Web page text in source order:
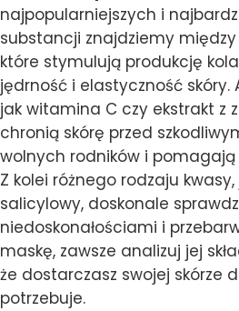
najpopularniejszych i
substancji znajdziemy
które stymulują produkcję
jędrność i elastyczność
jak witamina C czy ekstrakt z
chronią skórę przed
wolnych rodników i
Z kolei różnego rodzaju
salicylowy, doskonale
niedoskonałościami i
maskę, zawsze analizuj jej
że dostarczasz swojej skórze
potrzebuje.